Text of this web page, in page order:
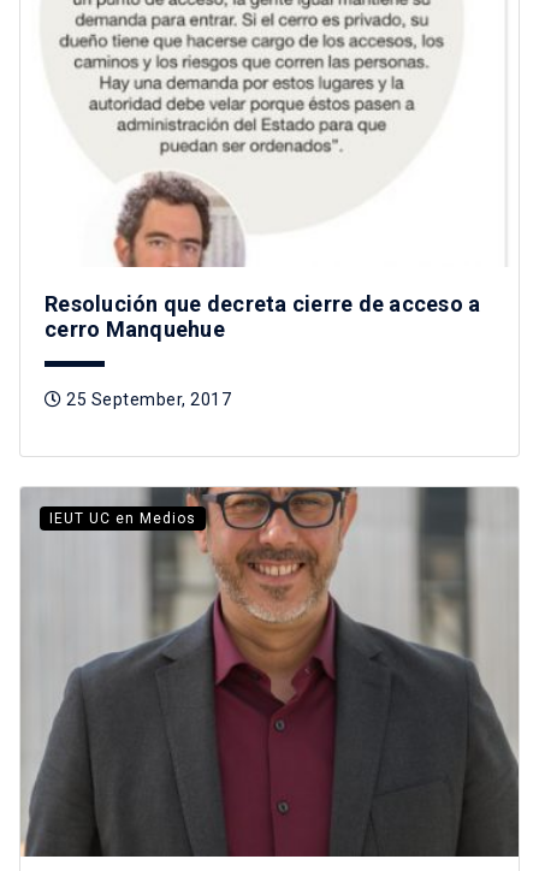
Resolución que decreta cierre de acceso a
cerro Manquehue
25 September, 2017
IEUT UC en Medios